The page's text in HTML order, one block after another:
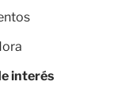
interés